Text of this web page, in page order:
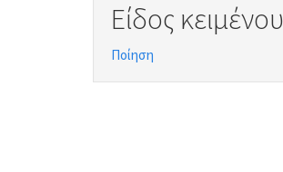
Είδος κειμένου
Ποίηση